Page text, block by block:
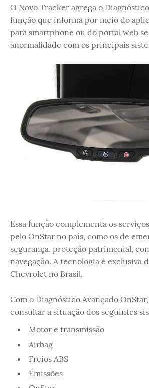
O Novo Tracker agrega o
função que informa por meio do
para smartphone ou do portal web
anormalidade com os principais
Essa função complementa os
pelo OnStar no país, como os de
segurança, proteção patrimonial,
navegação. A tecnologia é exclusiva
Chevrolet no Brasil.
Com o Diagnóstico Avançado
consultar a situação dos seguintes
Motor e transmissão
Airbag
Freios ABS
Emissões